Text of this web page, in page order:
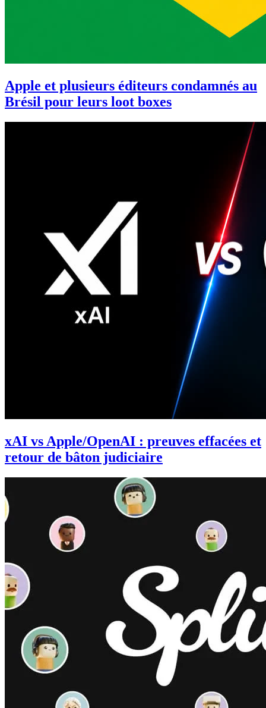
Apple et plusieurs éditeurs condamnés au
Brésil pour leurs loot boxes
xAI vs Apple/OpenAI : preuves effacées et
retour de bâton judiciaire